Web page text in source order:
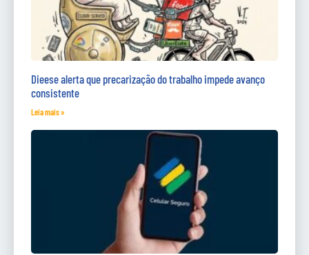
Dieese alerta que precarização do trabalho impede avanço
consistente
Leia mais »